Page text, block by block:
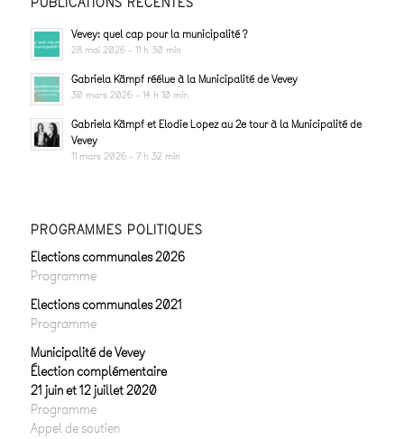
Vevey: quel cap pour la municipalité ?
28 mai 2026 - 11 h 30 min
Gabriela Kämpf réélue à la Municipalité de Vevey
30 mars 2026 - 14 h 10 min
Gabriela Kämpf et Elodie Lopez au 2e tour à la Municipalité de
Vevey
11 mars 2026 - 7 h 32 min
PROGRAMMES POLITIQUES
Elections communales 2026
Programme
Elections communales 2021
Programme
Municipalité de Vevey
Élection complémentaire
21 juin et 12 juillet 2020
Programme
Appel de soutien